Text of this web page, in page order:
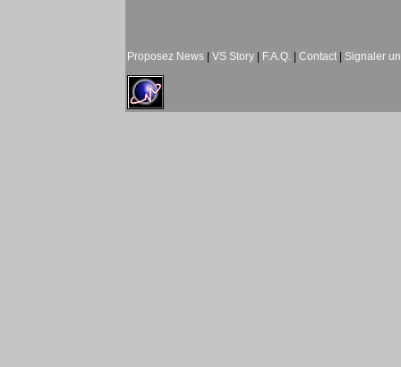
Proposez News VS Story F.A.Q. Contact Signaler